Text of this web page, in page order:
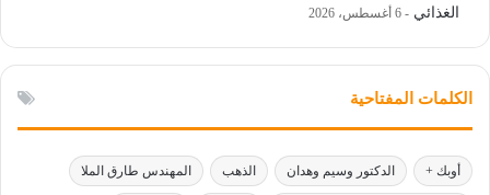
الغذائي
6 أغسطس، 2026
الكلمات المفتاحية
أوبك + الدكتور وسيم وهدان الذهب المهندس طارق الملا